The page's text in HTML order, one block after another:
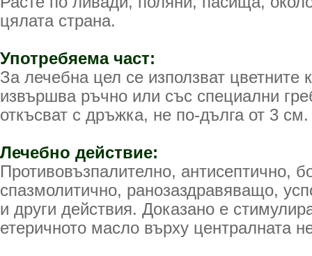
цялата страна.
Употребяема част:
За лечебна цел се използват цветните
извършва ръчно или със специални
откъсват с дръжка, не по-дълга от 3 см.
Лечебно действие:
Противовъзпалително, антисептично,
спазмолитично, ранозаздравяващо,
и други действия. Доказано е
етеричното масло върху централната